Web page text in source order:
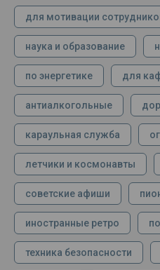
для мотивации
наука и образование
по энергетике для
антиалкогольные
караульная служба
летчики и космонавты
советские афиши
иностранные ретро
техника безопасности